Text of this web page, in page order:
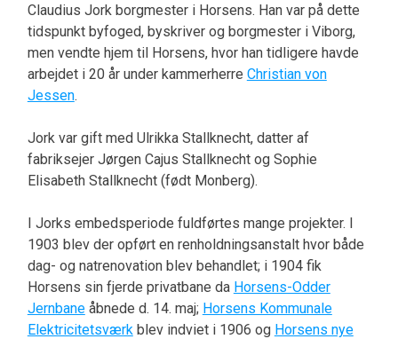
Claudius Jork borgmester i Horsens. Han var på dette
tidspunkt byfoged, byskriver og borgmester i Viborg,
men vendte hjem til Horsens, hvor han tidligere havde
arbejdet i 20 år under kammerherre Christian von
Jessen.
Jork var gift med Ulrikka Stallknecht, datter af
fabriksejer Jørgen Cajus Stallknecht og Sophie
Elisabeth Stallknecht (født Monberg).
I Jorks embedsperiode fuldførtes mange projekter. I
1903 blev der opført en renholdningsanstalt hvor både
dag- og natrenovation blev behandlet; i 1904 fik
Horsens sin fjerde privatbane da Horsens-Odder
Jernbaneåbnede d. 14. maj; Horsens Kommunale
Elektricitetsværk blev indviet i 1906 og Horsens nye